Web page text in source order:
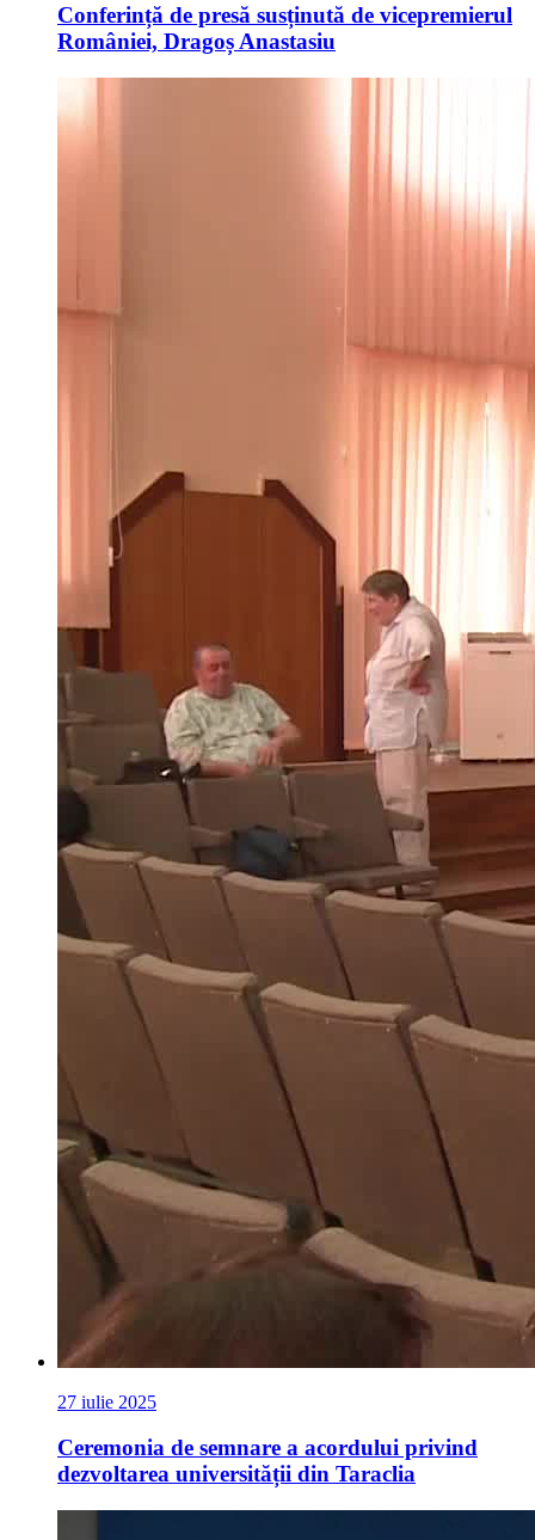
Conferință de presă susținută de vicepremierul
României, Dragoș Anastasiu
27 iulie 2025
Ceremonia de semnare a acordului privind
dezvoltarea universității din Taraclia